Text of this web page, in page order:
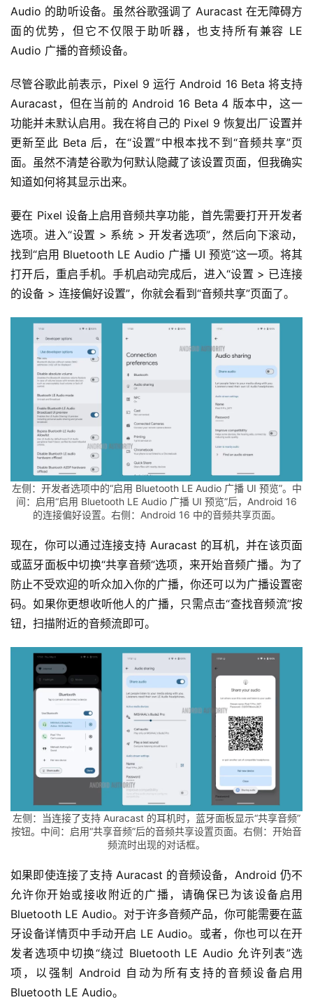
Audio 的助听设备。虽然谷歌强调了 Auracast 在无障碍方
面的优势，但它不仅限于助听器，也支持所有兼容 LE
Audio 广播的音频设备。
尽管谷歌此前表示，Pixel 9 运行 Android 16 Beta 将支持
Auracast，但在当前的 Android 16 Beta 4 版本中，这一
功能并未默认启用。我在将自己的 Pixel 9 恢复出厂设置并
更新至此 Beta 后，在“设置”中根本找不到“音频共享”页
面。虽然不清楚谷歌为何默认隐藏了该设置页面，但我确实
知道如何将其显示出来。
要在 Pixel 设备上启用音频共享功能，首先需要打开开发者
选项。进入“设置 > 系统 > 开发者选项”，然后向下滚动，
找到“启用 Bluetooth LE Audio 广播 UI 预览”这一项。将其
打开后，重启手机。手机启动完成后，进入“设置 > 已连接
的设备 > 连接偏好设置”，你就会看到“音频共享”页面了。
左侧：开发者选项中的“启用 Bluetooth LE Audio 广播 UI 预览”。中
间：启用“启用 Bluetooth LE Audio 广播 UI 预览”后，Android 16
的连接偏好设置。右侧：Android 16 中的音频共享页面。
现在，你可以通过连接支持 Auracast 的耳机，并在该页面
或蓝牙面板中切换“共享音频”选项，来开始音频广播。为了
防止不受欢迎的听众加入你的广播，你还可以为广播设置密
码。如果你更想收听他人的广播，只需点击“查找音频流”按
钮，扫描附近的音频流即可。
左侧：当连接了支持 Auracast 的耳机时，蓝牙面板显示“共享音频”
按钮。中间：启用“共享音频”后的音频共享设置页面。右侧：开始音
频流时出现的对话框。
如果即使连接了支持 Auracast 的音频设备，Android 仍不
允许你开始或接收附近的广播，请确保已为该设备启用
Bluetooth LE Audio。对于许多音频产品，你可能需要在蓝
牙设备详情页中手动开启 LE Audio。或者，你也可以在开
发者选项中切换“绕过 Bluetooth LE Audio 允许列表”选
项，以强制 Android 自动为所有支持的音频设备启用
Bluetooth LE Audio。